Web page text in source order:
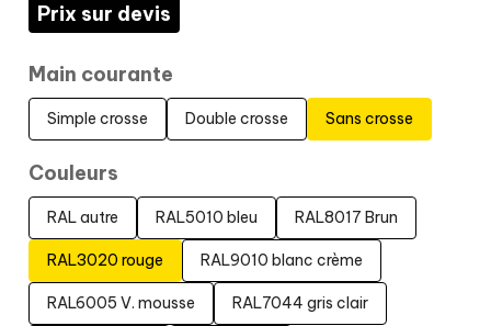
Prix sur devis
Main courante
Simple crosse Double crosse Sans crosse
Couleurs
RAL autre RAL5010 bleu RAL8017 Brun
RAL3020 rouge RAL9010 blanc crème
RAL6005 V. mousse RAL7044 gris clair